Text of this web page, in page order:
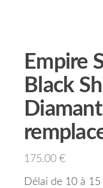
Empire
Black
175.00 €
Délai de 10 à 15